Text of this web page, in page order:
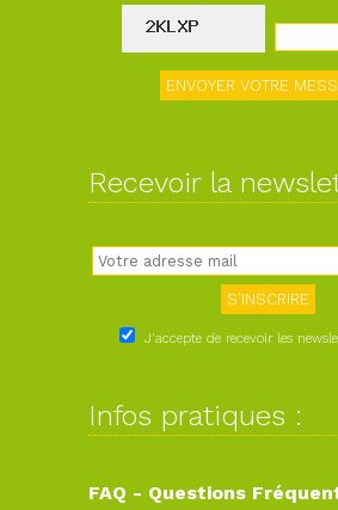
Recevoir la
J'accepte de recevoir les
Infos pratiques :
FAQ - Questions